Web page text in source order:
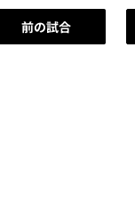
前の試合